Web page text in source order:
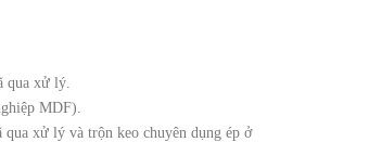
qua xử lý.
MDF).
xử lý và trộn keo chuyên dụng ép ở